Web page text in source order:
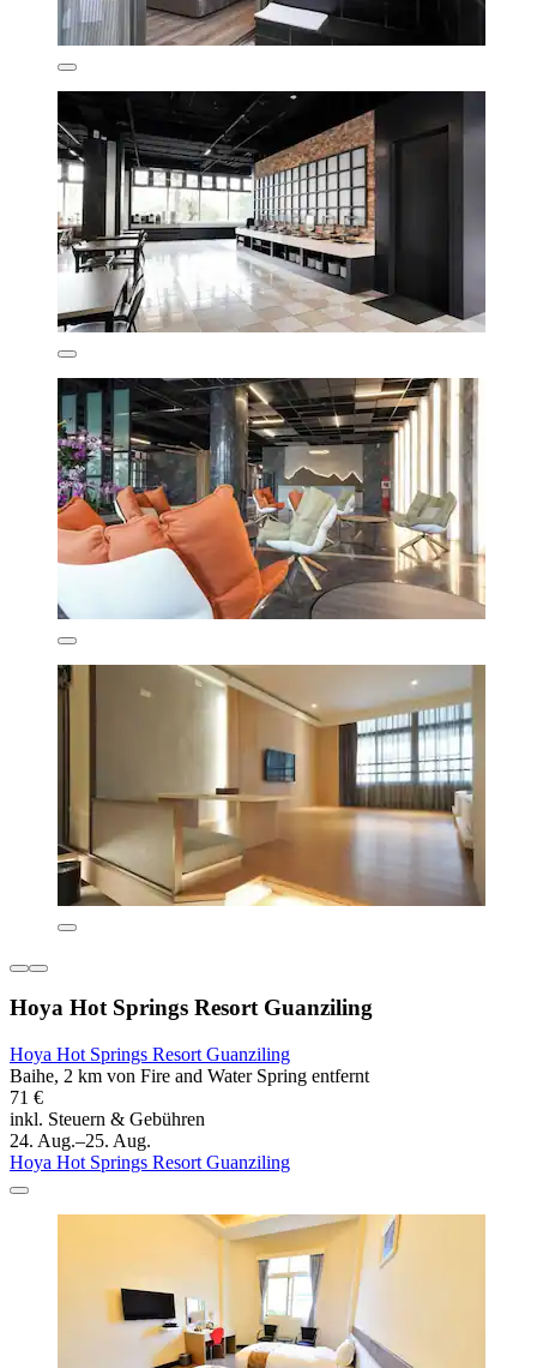
Hoya Hot Springs Resort Guanziling
Hoya Hot Springs Resort Guanziling
Baihe, 2 km von Fire and Water Spring entfernt
71 €
inkl. Steuern & Gebühren
24. Aug.–25. Aug.
Hoya Hot Springs Resort Guanziling